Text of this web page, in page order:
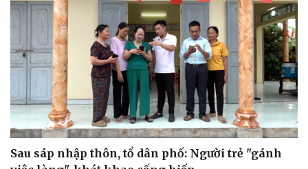
Sau sáp nhập thôn, tổ dân phố: Người trẻ "gánh